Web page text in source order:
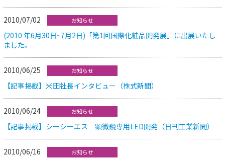
2010/07/02 お知らせ
(2010 年6月30日~7月2日)「第1回国際化粧品開発展」に出展いたし
ました。
2010/06/25 お知らせ
【記事掲載】米田社長インタビュー（株式新聞）
2010/06/24 お知らせ
【記事掲載】シーシーエス 顕微鏡専用LED開発（日刊工業新聞）
2010/06/16 お知らせ